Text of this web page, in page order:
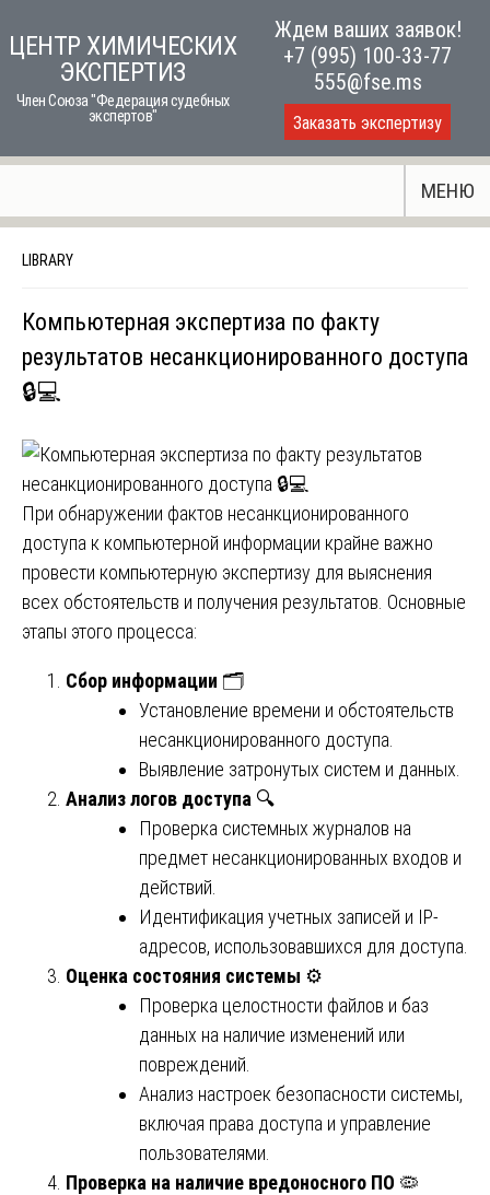
toЦЕНТР ХИМИЧЕСКИХ
ЭКСПЕРТИЗ
Член Союза "Федерация судебных
экспертов"
Ждем ваших заявок!
+7 (995) 100-33-77
555@fse.ms
Заказать экспертизу
МЕНЮ
LIBRARY
Компьютерная экспертиза по факту
результатов несанкционированного доступа
🔒💻
При обнаружении фактов несанкционированного
доступа к компьютерной информации крайне важно
провести компьютерную экспертизу для выяснения
всех обстоятельств и получения результатов. Основные
этапы этого процесса:
Сбор информации 🗂️
Установление времени и обстоятельств
несанкционированного доступа.
Выявление затронутых систем и данных.
Анализ логов доступа 🔍
Проверка системных журналов на
предмет несанкционированных входов и
действий.
Идентификация учетных записей и IP-
адресов, использовавшихся для доступа.
Оценка состояния системы ⚙️
Проверка целостности файлов и баз
данных на наличие изменений или
повреждений.
Анализ настроек безопасности системы,
включая права доступа и управление
пользователями.
Проверка на наличие вредоносного ПО 🦠